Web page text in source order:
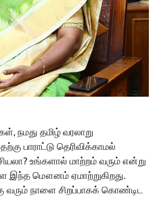
நமது தமிழ் வரலாறு
பாராட்டு தெரிவிக்காமல்
உங்களால் மாற்றம் வரும் என்று
இந்த மௌனம் ஏமாற்றுகிறது.
வரும் நாளை சிறப்பாகக் கொண்டிட